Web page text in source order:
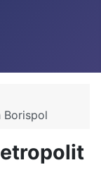
Borispol